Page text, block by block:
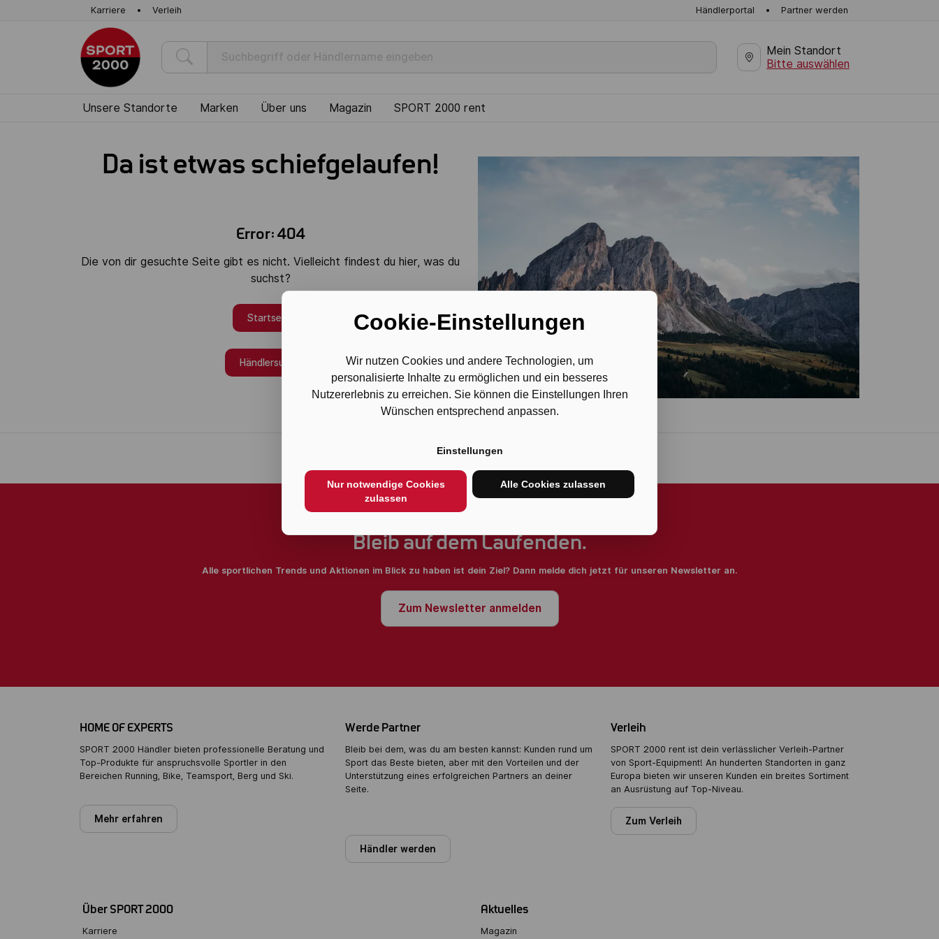
Cookie-Einstellungen
Wir nutzen Cookies und andere Technologien, um
personalisierte Inhalte zu ermöglichen und ein besseres
Nutzererlebnis zu erreichen. Sie können die Einstellungen Ihren
Wünschen entsprechend anpassen.
Einstellungen
Nur notwendige Cookies
zulassen
Alle Cookies zulassen
Karriere Verleih Händlerportal Partner werden
Mein Standort
Bitte auswählen
Unsere Standorte Marken Über uns Magazin SPORT 2000 rent
Da ist etwas schiefgelaufen!
Error: 404
Die von dir gesuchte Seite gibt es nicht. Vielleicht findest du hier, was du
suchst?
Startseite
Händlersuche
Bleib auf dem Laufenden.
Alle sportlichen Trends und Aktionen im Blick zu haben ist dein Ziel? Dann melde dich jetzt für unseren Newsletter an.
Zum Newsletter anmelden
HOME OF EXPERTS
SPORT 2000 Händler bieten professionelle Beratung und
Top-Produkte für anspruchsvolle Sportler in den
Bereichen Running, Bike, Teamsport, Berg und Ski.
Mehr erfahren
Werde Partner
Bleib bei dem, was du am besten kannst: Kunden rund um
Sport das Beste bieten, aber mit den Vorteilen und der
Unterstützung eines erfolgreichen Partners an deiner
Seite.
Händler werden
Verleih
SPORT 2000 rent ist dein verlässlicher Verleih-Partner
von Sport-Equipment! An hunderten Standorten in ganz
Europa bieten wir unseren Kunden ein breites Sortiment
an Ausrüstung auf Top-Niveau.
Zum Verleih
Über SPORT 2000
Karriere
Aktuelles
Magazin